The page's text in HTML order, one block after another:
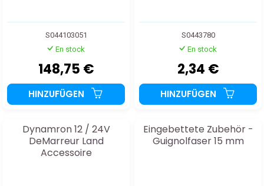
S044103051
En stock
148,75 €
HINZUFÜGEN
S0443780
En stock
2,34 €
HINZUFÜGEN
Dynamron 12 / 24V
DeMarreur Land
Accessoire
Eingebettete Zubehör -
Guignolfaser 15 mm